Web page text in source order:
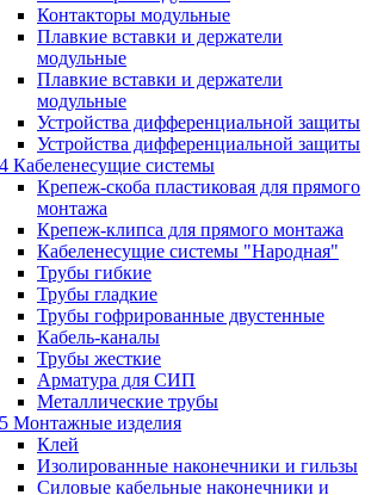
Контакторы модульные
Плавкие вставки и держатели
модульные
Плавкие вставки и держатели
модульные
Устройства дифференциальной защиты
Устройства дифференциальной защиты
Кабеленесущие системы
Крепеж-скоба пластиковая для прямого
монтажа
Крепеж-клипса для прямого монтажа
Кабеленесущие системы "Народная"
Трубы гибкие
Трубы гладкие
Трубы гофрированные двустенные
Кабель-каналы
Трубы жесткие
Арматура для СИП
Металлические трубы
Монтажные изделия
Клей
Изолированные наконечники и гильзы
Силовые кабельные наконечники и